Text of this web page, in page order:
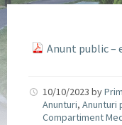
Anunt public –
10/10/2023 by
Anunturi, Anunturi
Compartiment